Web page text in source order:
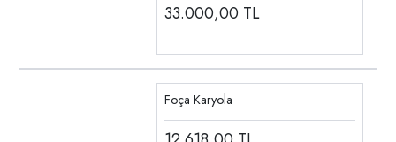
33.000,00 TL
Foça Karyola